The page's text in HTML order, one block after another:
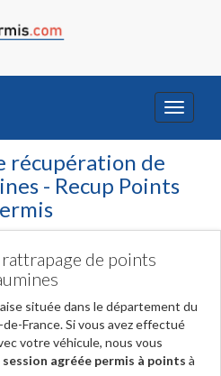
Toggle
récupération de
- Recup Points
de points
située dans le département du
France. Si vous avez effectué
votre véhicule, nous vous
session agréée permis à points à